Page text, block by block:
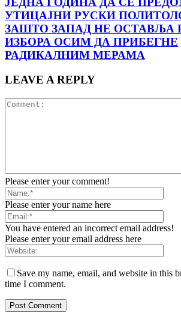
УТИЦАЈНИ РУСКИ
ЗАШТО ЗАПАД НЕ ОСТАВЉА
ИЗБОРА ОСИМ ДА ПРИБЕГНЕ
РАДИКАЛНИМ МЕРАМА
LEAVE A REPLY
Please enter your comment!
Please enter your name here
You have entered an incorrect email address!
Please enter your email address here
Save my name, email, and website in this
time I comment.